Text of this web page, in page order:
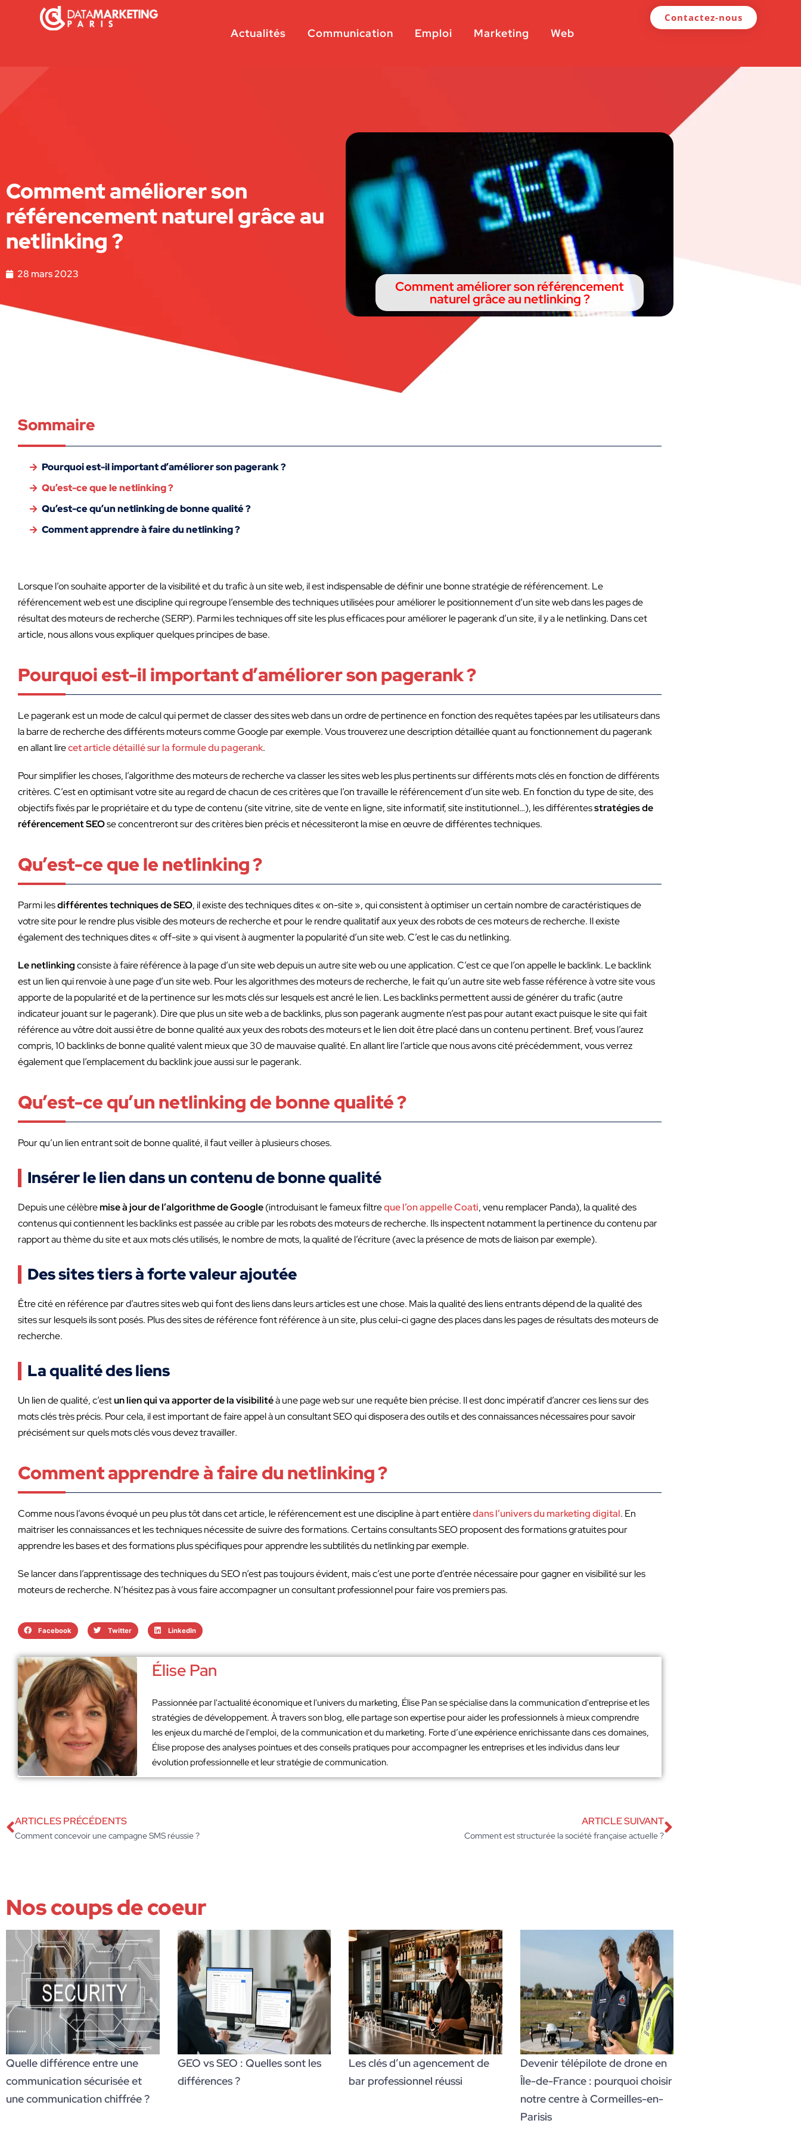
Actualités Communication Emploi Marketing Web
Contactez-nous
Comment améliorer son
référencement naturel grâce au
netlinking ?
28 mars 2023
Comment améliorer son référencement
naturel grâce au netlinking ?
Sommaire
Pourquoi est-il important d’améliorer son pagerank ?
Qu’est-ce que le netlinking ?
Qu’est-ce qu’un netlinking de bonne qualité ?
Comment apprendre à faire du netlinking ?
Lorsque l’on souhaite apporter de la visibilité et du trafic à un site web, il est indispensable de définir une bonne stratégie de référencement. Le
référencement web est une discipline qui regroupe l’ensemble des techniques utilisées pour améliorer le positionnement d’un site web dans les pages de
résultat des moteurs de recherche (SERP). Parmi les techniques off site les plus efficaces pour améliorer le pagerank d’un site, il y a le netlinking. Dans cet
article, nous allons vous expliquer quelques principes de base.
Pourquoi est-il important d’améliorer son pagerank ?
Le pagerank est un mode de calcul qui permet de classer des sites web dans un ordre de pertinence en fonction des requêtes tapées par les utilisateurs dans
la barre de recherche des différents moteurs comme Google par exemple. Vous trouverez une description détaillée quant au fonctionnement du pagerank
en allant lirecet article détaillé sur la formule du pagerank.
Pour simplifier les choses, l’algorithme des moteurs de recherche va classer les sites web les plus pertinents sur différents mots clés en fonction de différents
critères. C’est en optimisant votre site au regard de chacun de ces critères que l’on travaille le référencement d’un site web. En fonction du type de site, des
objectifs fixés par le propriétaire et du type de contenu (site vitrine, site de vente en ligne, site informatif, site institutionnel…), les différentesstratégies de
référencement SEOse concentreront sur des critères bien précis et nécessiteront la mise en œuvre de différentes techniques.
Qu’est-ce que le netlinking ?
Parmi lesdifférentes techniques de SEO, il existe des techniques dites « on-site », qui consistent à optimiser un certain nombre de caractéristiques de
votre site pour le rendre plus visible des moteurs de recherche et pour le rendre qualitatif aux yeux des robots de ces moteurs de recherche. Il existe
également des techniques dites « off-site » qui visent à augmenter la popularité d’un site web. C’est le cas du netlinking.
Le netlinkingconsiste à faire référence à la page d’un site web depuis un autre site web ou une application. C’est ce que l’on appelle le backlink. Le backlink
est un lien qui renvoie à une page d’un site web. Pour les algorithmes des moteurs de recherche, le fait qu’un autre site web fasse référence à votre site vous
apporte de la popularité et de la pertinence sur les mots clés sur lesquels est ancré le lien. Les backlinks permettent aussi de générer du trafic (autre
indicateur jouant sur le pagerank). Dire que plus un site web a de backlinks, plus son pagerank augmente n’est pas pour autant exact puisque le site qui fait
référence au vôtre doit aussi être de bonne qualité aux yeux des robots des moteurs et le lien doit être placé dans un contenu pertinent. Bref, vous l’aurez
compris, 10 backlinks de bonne qualité valent mieux que 30 de mauvaise qualité. En allant lire l’article que nous avons cité précédemment, vous verrez
également que l’emplacement du backlink joue aussi sur le pagerank.
Qu’est-ce qu’un netlinking de bonne qualité ?
Pour qu’un lien entrant soit de bonne qualité, il faut veiller à plusieurs choses.
Insérer le lien dans un contenu de bonne qualité
Depuis une célèbremise à jour de l’algorithme de Google(introduisant le fameux filtreque l’on appelle Coati, venu remplacer Panda), la qualité des
contenus qui contiennent les backlinks est passée au crible par les robots des moteurs de recherche. Ils inspectent notamment la pertinence du contenu par
rapport au thème du site et aux mots clés utilisés, le nombre de mots, la qualité de l’écriture (avec la présence de mots de liaison par exemple).
Des sites tiers à forte valeur ajoutée
Être cité en référence par d’autres sites web qui font des liens dans leurs articles est une chose. Mais la qualité des liens entrants dépend de la qualité des
sites sur lesquels ils sont posés. Plus des sites de référence font référence à un site, plus celui-ci gagne des places dans les pages de résultats des moteurs de
recherche.
La qualité des liens
Un lien de qualité, c’estun lien qui va apporter de la visibilitéà une page web sur une requête bien précise. Il est donc impératif d’ancrer ces liens sur des
mots clés très précis. Pour cela, il est important de faire appel à un consultant SEO qui disposera des outils et des connaissances nécessaires pour savoir
précisément sur quels mots clés vous devez travailler.
Comment apprendre à faire du netlinking ?
Comme nous l’avons évoqué un peu plus tôt dans cet article, le référencement est une discipline à part entièredans l’univers du marketing digital. En
maitriser les connaissances et les techniques nécessite de suivre des formations. Certains consultants SEO proposent des formations gratuites pour
apprendre les bases et des formations plus spécifiques pour apprendre les subtilités du netlinking par exemple.
Se lancer dans l’apprentissage des techniques du SEO n’est pas toujours évident, mais c’est une porte d’entrée nécessaire pour gagner en visibilité sur les
moteurs de recherche. N’hésitez pas à vous faire accompagner un consultant professionnel pour faire vos premiers pas.
Facebook Twitter LinkedIn
Élise Pan
Passionnée par l'actualité économique et l'univers du marketing, Élise Pan se spécialise dans la communication d'entreprise et les
stratégies de développement. À travers son blog, elle partage son expertise pour aider les professionnels à mieux comprendre
les enjeux du marché de l'emploi, de la communication et du marketing. Forte d’une expérience enrichissante dans ces domaines,
Élise propose des analyses pointues et des conseils pratiques pour accompagner les entreprises et les individus dans leur
évolution professionnelle et leur stratégie de communication.
ARTICLES PRÉCÉDENTS
Comment concevoir une campagne SMS réussie ?
ARTICLE SUIVANT
Comment est structurée la société française actuelle ?
Nos coups de coeur
Quelle différence entre une
communication sécurisée et
une communication chiffrée ?
GEO vs SEO : Quelles sont les
différences ?
Les clés d’un agencement de
bar professionnel réussi
Devenir télépilote de drone en
Île-de-France : pourquoi choisir
notre centre à Cormeilles-en-
Parisis